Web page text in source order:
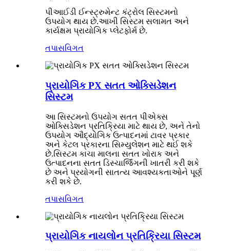
પીઆઈડી ઈન્સ્ટ્રુમેન્ટ કંટ્રોલ સિસ્ટમનો
ઉપયોગ થાય છે.આખી સિસ્ટમ સલામત અને
કાર્યક્ષમ પ્રાયોગિક પ્લેટફોર્મ છે.
તપાસવિગત
પ્રાયોગિક PX સતત ઓક્સિડેશન
સિસ્ટમ
આ સિસ્ટમનો ઉપયોગ સતત પીએક્સ
ઓક્સિડેશન પ્રતિક્રિયા માટે થાય છે, અને તેનો
ઉપયોગ ઔદ્યોગિક ઉત્પાદનમાં ટાવર પ્રકાર
અને કેટલ પ્રકારના સિમ્યુલેશન માટે થઈ શકે
છે.સિસ્ટમ કાચા માલના સતત ખોરાક અને
ઉત્પાદનના સતત ડિસ્ચાર્જિંગની ખાતરી કરી શકે
છે અને પ્રયોગની સાતત્ય આવશ્યકતાઓને પૂર્ણ
કરી શકે છે.
તપાસવિગત
પ્રાયોગિક નાયલોન પ્રતિક્રિયા સિસ્ટમ